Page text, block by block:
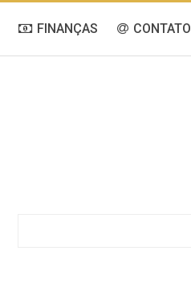
FINANÇAS CONTATO